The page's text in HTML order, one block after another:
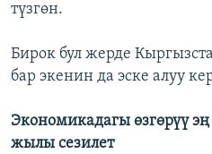
түзгөн.
Бирок бул жерде
бар экенин да эске алуу
Экономикадагы өзгөрүү
жылы сезилет